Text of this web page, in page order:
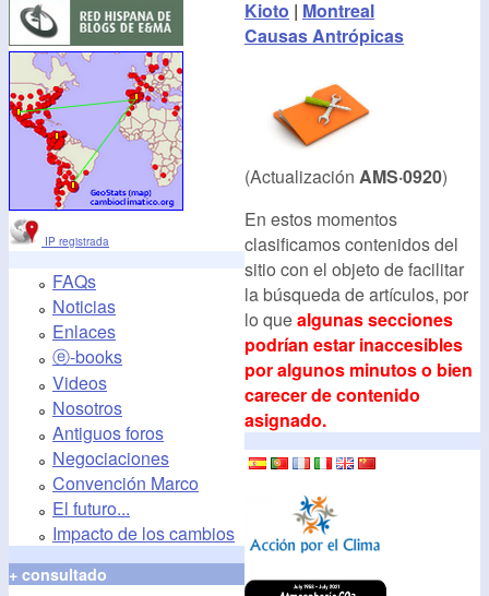
IP registrada
FAQs
Noticias
Enlaces
ⓔ-books
Videos
Nosotros
Antiguos foros
Negociaciones
Convención Marco
El futuro...
Impacto de los cambios
+ consultado
Kioto | Montreal
Causas Antrópicas
(Actualización AMS·0920)
En estos momentos
clasificamos contenidos del
sitio con el objeto de facilitar
la búsqueda de artículos, por
lo quealgunas secciones
podrían estar inaccesibles
por algunos minutos o bien
carecer de contenido
asignado.